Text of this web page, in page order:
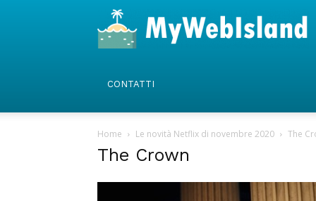
CONTATTI
Home Le novità Netflix di novembre 2020 The
The Crown